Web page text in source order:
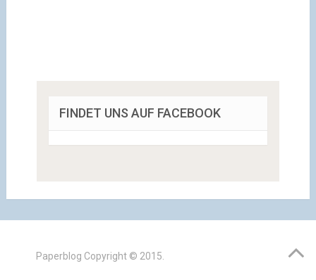
FINDET UNS AUF FACEBOOK
Paperblog Copyright © 2015.